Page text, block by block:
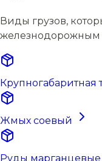
Виды грузов,
железнодорожным
Крупногабаритная
Жмых соевый
Руды марганцевые